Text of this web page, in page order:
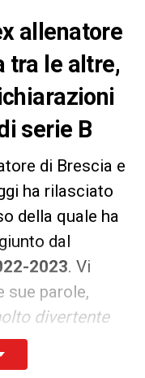
allenatore
tra le altre,
serie B
di Brescia e
ha rilasciato
della quale ha
dal
2023. Vi
sue parole,
divertente
si è alzato
città.